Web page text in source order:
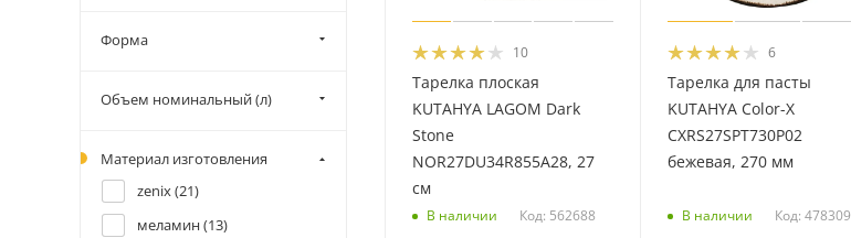
10
Тарелка плоская
KUTAHYA LAGOM Dark
Stone
NOR27DU34R855A28, 27
см
В наличии Код: 562688
6
Тарелка для пасты
KUTAHYA Color-X
CXRS27SPT730P02
бежевая, 270 мм
В наличии Код: 478309
Форма
Объем номинальный (л)
Материал изготовления
zenix (21)
меламин (13)